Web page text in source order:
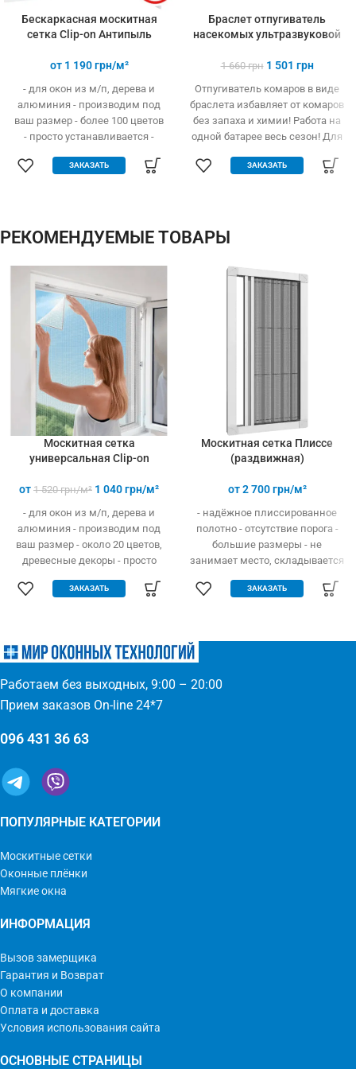
Бескаркасная москитная
сетка Clip-on Антипыль
от 1 190грн/м²
- для окон из м/п, дерева и
алюминия - производим под
ваш размер - более 100 цветов
- просто устанавливается -
дешевле аналогов при явных
размеры: треугольник,
трапеция - проста в установке
(инструмент не нужен)
ЗАКАЗАТЬ
Браслет отпугиватель
насекомых ультразвуковой
1 660грн 1 501 грн
Отпугиватель комаров в виде
браслета избавляет от комаров
без запаха и химии! Работа на
одной батарее весь сезон! Для
ЗАКАЗАТЬ
РЕКОМЕНДУЕМЫЕ ТОВАРЫ
Москитная сетка
универсальная Clip-on
от 1 520грн/м² 1 040грн/м²
- для окон из м/п, дерева и
алюминия - производим под
ваш размер - около 20 цветов,
древесные декоры - просто
одевается и снимается -
ломается - любые формы и
трапеция - проста в установке
(инструмент не нужен)
ЗАКАЗАТЬ
Москитная сетка Плиссе
(раздвижная)
от 2 700грн/м²
- надёжное плиссированное
полотно - отсутствие порога -
большие размеры - не
занимает место, складывается
и в бок - высокая прочность и
простое управление
(автоматическое выдвижение)
- широкий выбор цвета по
ЗАКАЗАТЬ
Работаем без выходных, 9:00 – 20:00
Прием заказов On-line 24*7
096 431 36 63
ПОПУЛЯРНЫЕ КАТЕГОРИИ
Москитные сетки
Оконные плёнки
Мягкие окна
ИНФОРМАЦИЯ
Вызов замерщика
Гарантия и Возврат
О компании
Оплата и доставка
Условия использования сайта
ОСНОВНЫЕ СТРАНИЦЫ